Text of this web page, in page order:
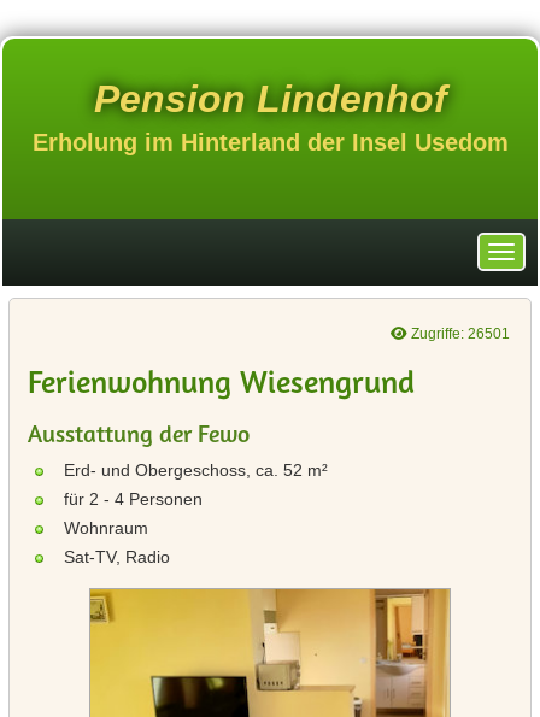
Pension Lindenhof
Erholung im Hinterland der Insel Usedom
Zugriffe: 26501
Ferienwohnung Wiesengrund
Ausstattung der Fewo
Erd- und Obergeschoss, ca. 52 m²
für 2 - 4 Personen
Wohnraum
Sat-TV, Radio